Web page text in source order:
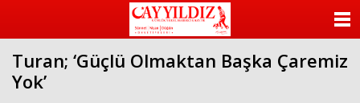
Turan; ‘Güçlü Olmaktan Başka Çaremiz
Yok’
KATEGORİLER